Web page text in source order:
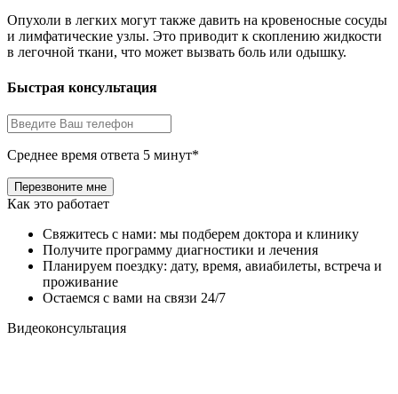
Опухоли в легких могут также давить на кровеносные сосуды
и лимфатические узлы. Это приводит к скоплению жидкости
в легочной ткани, что может вызвать боль или одышку.
Быстрая консультация
Среднее время ответа 5 минут*
Как это работает
Свяжитесь с нами: мы подберем доктора и клинику
Получите программу диагностики и лечения
Планируем поездку: дату, время, авиабилеты, встреча и
проживание
Остаемся с вами на связи 24/7
Видеоконсультация